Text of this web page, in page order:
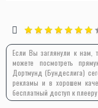
Если Вы заглянули к нам,
можете посмотреть
Дортмунд (Бундеслига)
рекламы и в хорошем
бесплатный доступ к